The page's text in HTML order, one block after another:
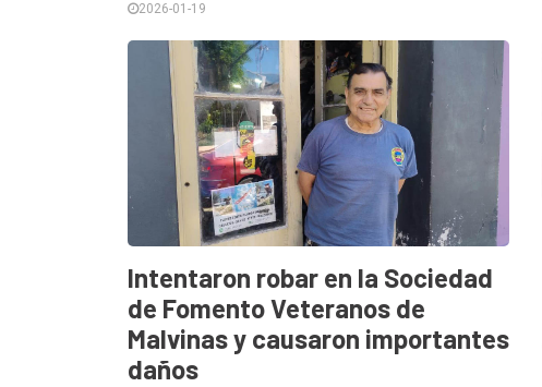
2026-01-19
Intentaron robar en la Sociedad
de Fomento Veteranos de
Malvinas y causaron importantes
daños